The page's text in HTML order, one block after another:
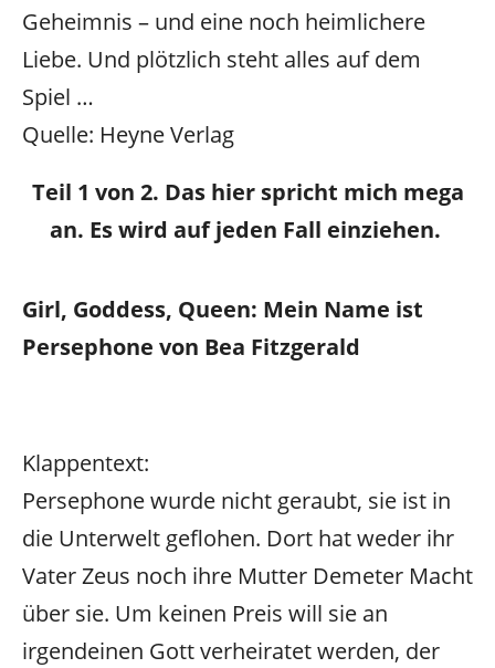
Geheimnis – und eine noch heimlichere
Liebe. Und plötzlich steht alles auf dem
Spiel …
Quelle: Heyne Verlag
Teil 1 von 2. Das hier spricht mich mega
an. Es wird auf jeden Fall einziehen.
Girl, Goddess, Queen: Mein Name ist
Persephone von Bea Fitzgerald
Klappentext:
Persephone wurde nicht geraubt, sie ist in
die Unterwelt geflohen. Dort hat weder ihr
Vater Zeus noch ihre Mutter Demeter Macht
über sie. Um keinen Preis will sie an
irgendeinen Gott verheiratet werden, der